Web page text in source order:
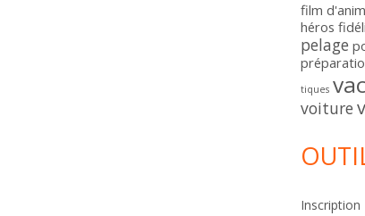
film
héros
pelage
tiques
voiture
Inscription